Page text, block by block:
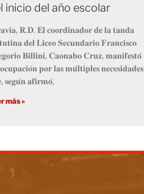
inicio del año escolar
𝐑.𝐃. 𝐄𝐥 𝐜𝐨𝐨𝐫𝐝𝐢𝐧𝐚𝐝𝐨𝐫 𝐝𝐞 𝐥𝐚 𝐭𝐚𝐧𝐝𝐚
𝐝𝐞𝐥 𝐋𝐢𝐜𝐞𝐨 𝐒𝐞𝐜𝐮𝐧𝐝𝐚𝐫𝐢𝐨 𝐅𝐫𝐚𝐧𝐜𝐢𝐬𝐜𝐨
𝐁𝐢𝐥𝐥𝐢𝐧𝐢, 𝐂𝐚𝐨𝐧𝐚𝐛𝐨 𝐂𝐫𝐮𝐳, 𝐦𝐚𝐧𝐢𝐟𝐞𝐬𝐭𝐨́
𝐩𝐨𝐫 𝐥𝐚𝐬 𝐦𝐮́𝐥𝐭𝐢𝐩𝐥𝐞𝐬 𝐧𝐞𝐜𝐞𝐬𝐢𝐝𝐚𝐝𝐞𝐬
𝐬𝐞𝐠𝐮́𝐧 𝐚𝐟𝐢𝐫𝐦𝐨́,
más »